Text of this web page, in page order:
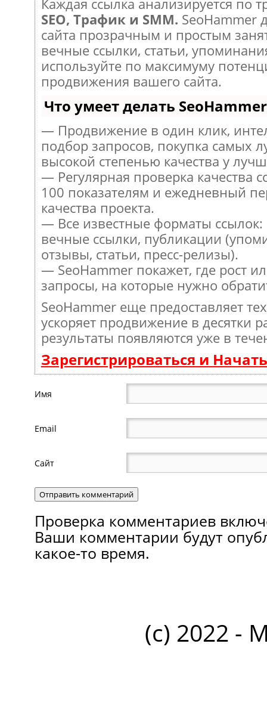
Каждая ссылка анализируется по
SEO, Трафик и SMM. SeoHammer
сайта прозрачным и простым
вечные ссылки, статьи,
используйте по максимуму
продвижения вашего сайта.
Что умеет делать SeoHammer
— Продвижение в один клик,
подбор запросов, покупка самых
высокой степенью качества у
— Регулярная проверка качества
100 показателям и ежедневный
качества проекта.
— Все известные форматы
вечные ссылки, публикации
отзывы, статьи, пресс-релизы).
— SeoHammer покажет, где рост
запросы, на которые нужно
SeoHammer еще предоставляет
ускоряет продвижение в десятки
результаты появляются уже в
Зарегистрироваться и
Имя
Email
Сайт
Проверка комментариев
Ваши комментарии будут
какое-то время.
(c) 2022 -